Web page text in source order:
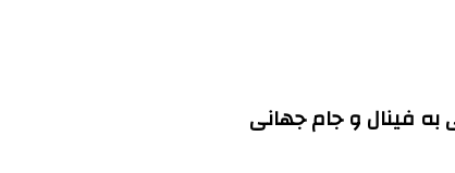
به فینال و جام جهانی